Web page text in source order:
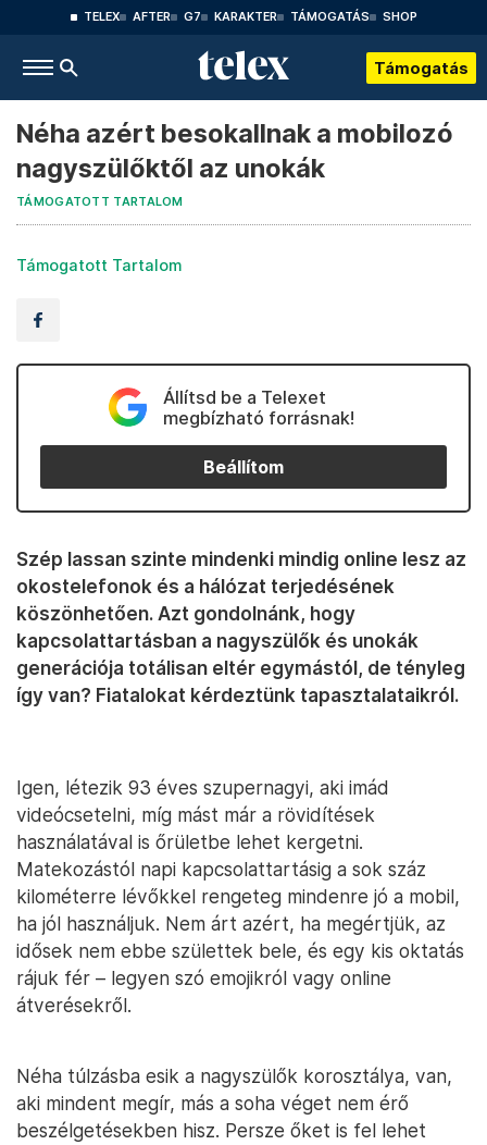
TELEX AFTER G7 KARAKTER TÁMOGATÁS SHOP
Támogatás
Néha azért besokallnak a mobilozó
nagyszülőktől az unokák
TÁMOGATOTT TARTALOM
Támogatott Tartalom
Állítsd be a Telexet
megbízható forrásnak!
Beállítom
Szép lassan szinte mindenki mindig online lesz az
okostelefonok és a hálózat terjedésének
köszönhetően. Azt gondolnánk, hogy
kapcsolattartásban a nagyszülők és unokák
generációja totálisan eltér egymástól, de tényleg
így van? Fiatalokat kérdeztünk tapasztalataikról.
Igen, létezik 93 éves szupernagyi, aki imád
videócsetelni, míg mást már a rövidítések
használatával is őrületbe lehet kergetni.
Matekozástól napi kapcsolattartásig a sok száz
kilométerre lévőkkel rengeteg mindenre jó a mobil,
ha jól használjuk. Nem árt azért, ha megértjük, az
idősek nem ebbe születtek bele, és egy kis oktatás
rájuk fér – legyen szó emojikról vagy online
átverésekről.
Néha túlzásba esik a nagyszülők korosztálya, van,
aki mindent megír, más a soha véget nem érő
beszélgetésekben hisz. Persze őket is fel lehet